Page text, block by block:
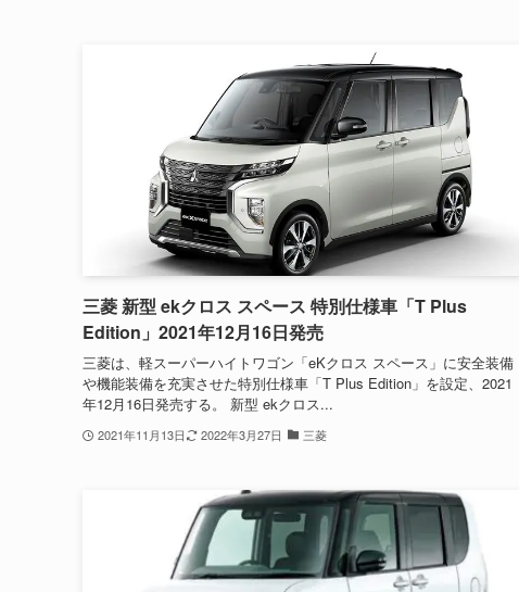
三菱 新型 ekクロス スペース 特別仕様車「T Plus
Edition」2021年12月16日発売
三菱は、軽スーパーハイトワゴン「eKクロス スペース」に安全装備
や機能装備を充実させた特別仕様車「T Plus Edition」を設定、2021
年12月16日発売する。 新型 ekクロス...
2021年11月13日 2022年3月27日 三菱